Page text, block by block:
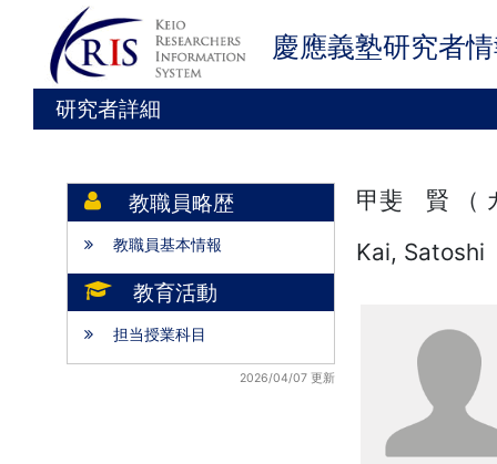
慶應義塾研究者
研究者詳細
教職員略歴
教職員基本情報
教育活動
担当授業科目
2026/04/07 更新
甲斐 賢 （
Kai, Satoshi